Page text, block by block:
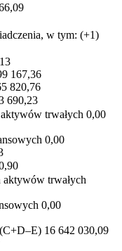
w tym: (+1)
167,36
820,76
690,23
trwałych 0,00
0,00
aktywów trwałych
0,00
16 642 030,09